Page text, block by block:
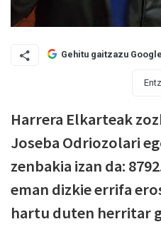
Gehitu gaitzazu
Harrera Elkarteak
Joseba Odriozolari
zenbakia izan da:
eman dizkie errifa
hartu duten herritar